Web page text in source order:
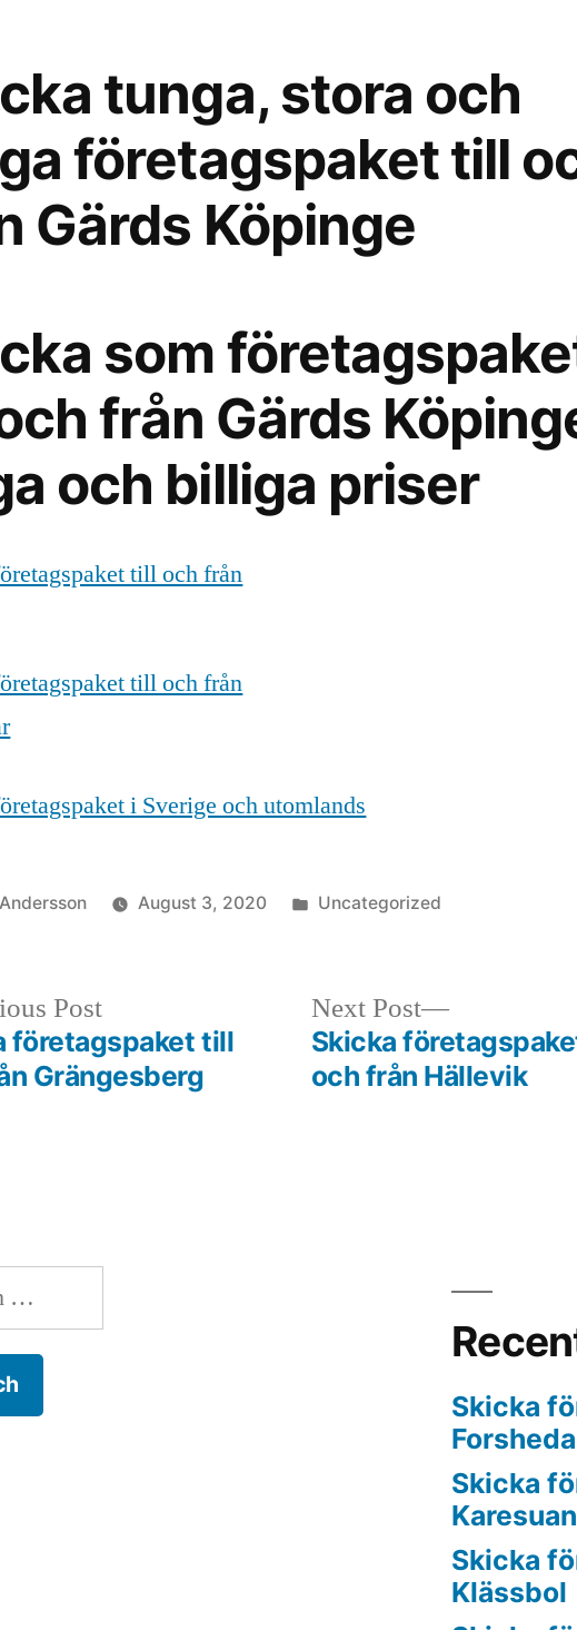
tunga, stora och
företagspaket till
Gärds Köpinge
som
från Gärds
och billiga priser
till och från
till och från
i Sverige och utomlands
August 3, 2020
Posted
Uncategorized
PostPrevious
post:
företagspaket till
Grängesberg
Next Post
Next
post:
Skicka
och från Hällevik
Skicka
Forsheda
Skicka
Skicka
Klässbol